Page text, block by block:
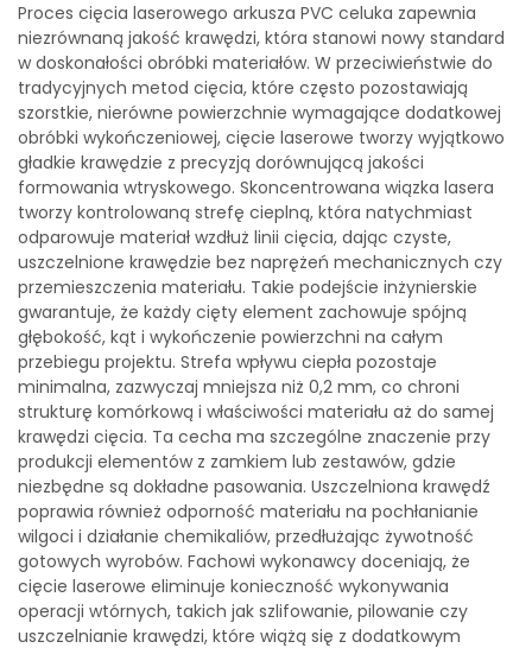
Proces cięcia laserowego arkusza PVC celuka zapewnia
niezrównaną jakość krawędzi, która stanowi nowy standard
w doskonałości obróbki materiałów. W przeciwieństwie do
tradycyjnych metod cięcia, które często pozostawiają
szorstkie, nierówne powierzchnie wymagające dodatkowej
obróbki wykończeniowej, cięcie laserowe tworzy wyjątkowo
gładkie krawędzie z precyzją dorównującą jakości
formowania wtryskowego. Skoncentrowana wiązka lasera
tworzy kontrolowaną strefę cieplną, która natychmiast
odparowuje materiał wzdłuż linii cięcia, dając czyste,
uszczelnione krawędzie bez naprężeń mechanicznych czy
przemieszczenia materiału. Takie podejście inżynierskie
gwarantuje, że każdy cięty element zachowuje spójną
głębokość, kąt i wykończenie powierzchni na całym
przebiegu projektu. Strefa wpływu ciepła pozostaje
minimalna, zazwyczaj mniejsza niż 0,2 mm, co chroni
strukturę komórkową i właściwości materiału aż do samej
krawędzi cięcia. Ta cecha ma szczególne znaczenie przy
produkcji elementów z zamkiem lub zestawów, gdzie
niezbędne są dokładne pasowania. Uszczelniona krawędź
poprawia również odporność materiału na pochłanianie
wilgoci i działanie chemikaliów, przedłużając żywotność
gotowych wyrobów. Fachowi wykonawcy doceniają, że
cięcie laserowe eliminuje konieczność wykonywania
operacji wtórnych, takich jak szlifowanie, pilowanie czy
uszczelnianie krawędzi, które wiążą się z dodatkowym